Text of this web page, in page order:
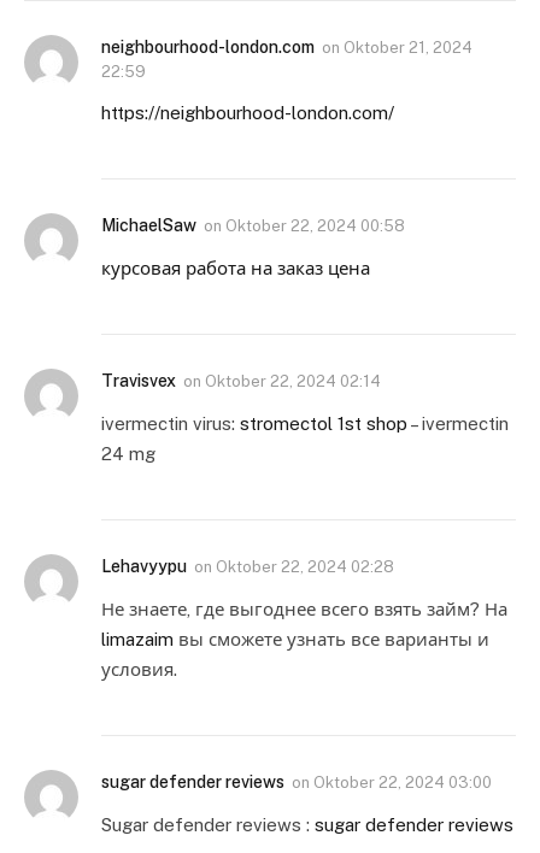
neighbourhood-london.com on Oktober 21, 2024
22:59
https://neighbourhood-london.com/
MichaelSaw on Oktober 22, 2024 00:58
курсовая работа на заказ цена
Travisvex on Oktober 22, 2024 02:14
ivermectin virus: stromectol 1st shop – ivermectin
24 mg
Lehavyypu on Oktober 22, 2024 02:28
Не знаете, где выгоднее всего взять займ? На
limazaim вы сможете узнать все варианты и
условия.
sugar defender reviews on Oktober 22, 2024 03:00
Sugar defender reviews : sugar defender reviews